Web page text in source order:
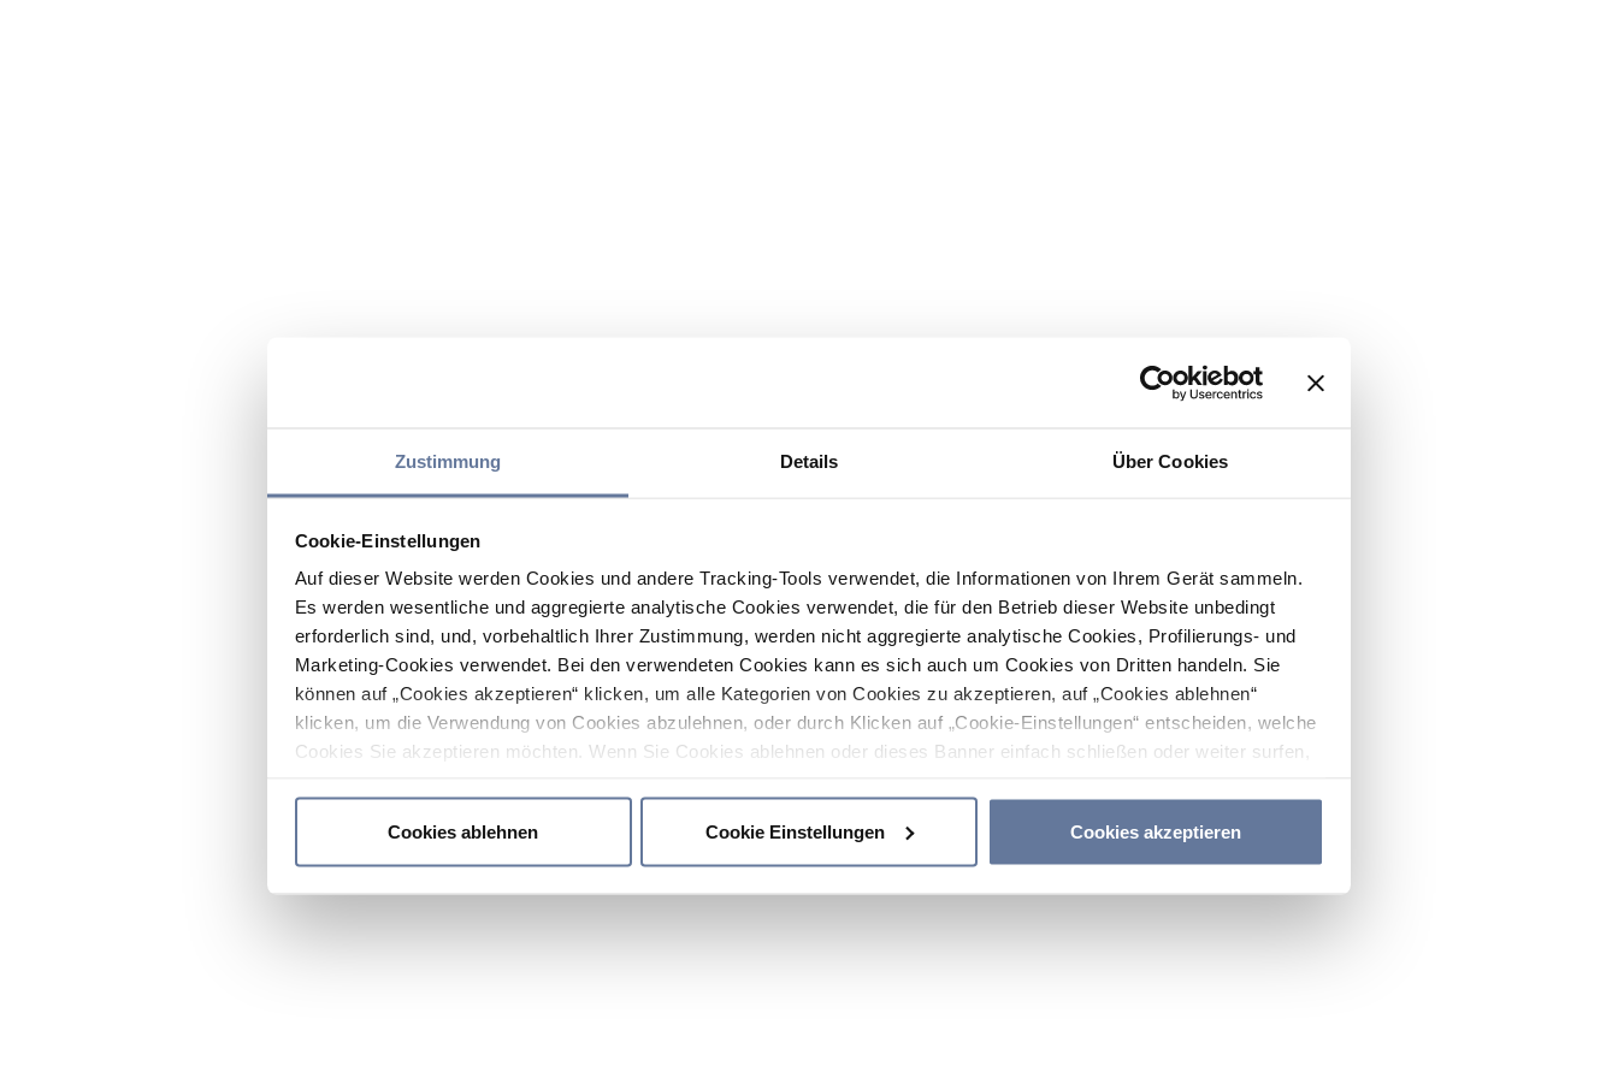
Zustimmung Details Über Cookies
Cookie-Einstellungen
Auf dieser Website werden Cookies und andere Tracking-Tools verwendet, die Informationen von Ihrem Gerät sammeln.
Es werden wesentliche und aggregierte analytische Cookies verwendet, die für den Betrieb dieser Website unbedingt
erforderlich sind, und, vorbehaltlich Ihrer Zustimmung, werden nicht aggregierte analytische Cookies, Profilierungs- und
Marketing-Cookies verwendet. Bei den verwendeten Cookies kann es sich auch um Cookies von Dritten handeln. Sie
können auf „Cookies akzeptieren“ klicken, um alle Kategorien von Cookies zu akzeptieren, auf „Cookies ablehnen“
klicken, um die Verwendung von Cookies abzulehnen, oder durch Klicken auf „Cookie-Einstellungen“ entscheiden, welche
Cookies Sie akzeptieren möchten. Wenn Sie Cookies ablehnen oder dieses Banner einfach schließen oder weiter surfen,
Cookies ablehnen
Cookie Einstellungen Cookies akzeptieren